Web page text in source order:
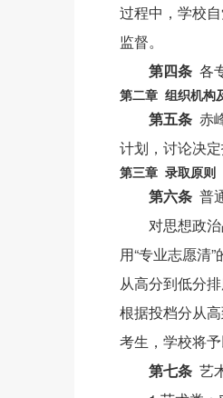
过程中，学校
监督。
第四条 各
第二章 组织机构
第五条 赤
计划，讨论决
第三章 录取原则
第六条 普
对思想政
用“专业志愿清
从高分到低分
根据投档分从
考生，学校将予
第七条 艺